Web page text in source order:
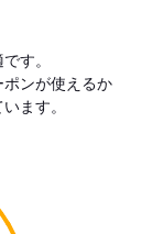
す。
ンが使えるか
ます。